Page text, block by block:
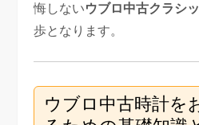
悔しないウブロ中古クラシ
歩となります。
ウブロ中古時計を